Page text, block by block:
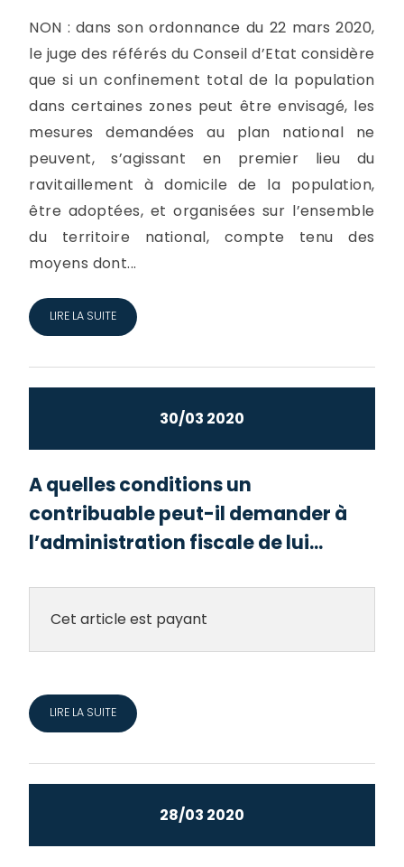
NON : dans son ordonnance du 22 mars 2020,
le juge des référés du Conseil d’Etat considère
que si un confinement total de la population
dans certaines zones peut être envisagé, les
mesures demandées au plan national ne
peuvent, s’agissant en premier lieu du
ravitaillement à domicile de la population,
être adoptées, et organisées sur l’ensemble
du territoire national, compte tenu des
moyens dont...
LIRE LA SUITE
30/03 2020
A quelles conditions un
contribuable peut-il demander à
l’administration fiscale de lui...
Cet article est payant
LIRE LA SUITE
28/03 2020